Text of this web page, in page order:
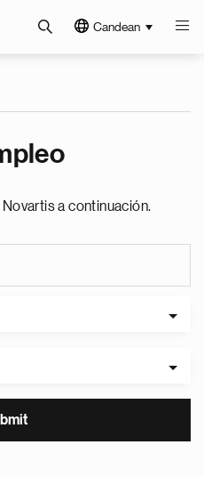
Candean
a continuación.